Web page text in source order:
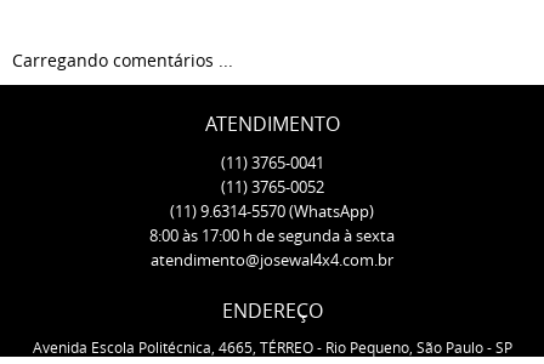
Carregando comentários ...
ATENDIMENTO
(11)3765-0041
(11)3765-0052
(11)9.6314-5570(WhatsApp)
8:00 às 17:00 h de segunda à sexta
atendimento@josewal4x4.com.br
ENDEREÇO
Avenida Escola Politécnica, 4665, TÉRREO- Rio Pequeno, São Paulo-SP